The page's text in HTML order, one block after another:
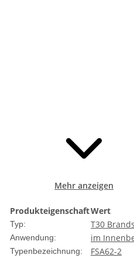
Mehr anzeigen
ProdukteigenschaftWert
Typ: T30
Anwendung: im
Typenbezeichnung: FSA62-2